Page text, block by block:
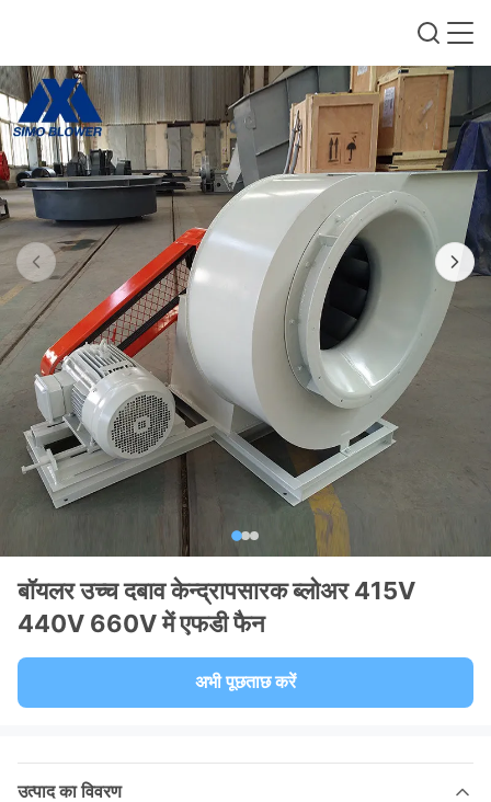
बॉयलर उच्च दबाव केन्द्रापसारक ब्लोअर 415V
440V 660V में एफडी फैन
अभी पूछताछ करें
उत्पाद का विवरण